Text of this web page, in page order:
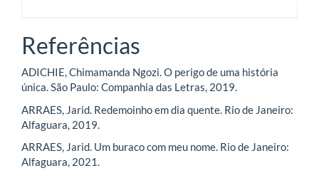
Referências
ADICHIE, Chimamanda Ngozi. O perigo de uma história
única. São Paulo: Companhia das Letras, 2019.
ARRAES, Jarid. Redemoinho em dia quente. Rio de Janeiro:
Alfaguara, 2019.
ARRAES, Jarid. Um buraco com meu nome. Rio de Janeiro:
Alfaguara, 2021.